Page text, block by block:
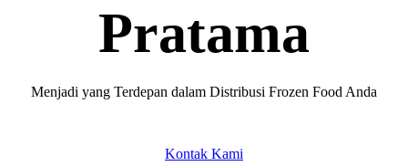
Pratama
Menjadi yang Terdepan dalam Distribusi Frozen Food Anda
Kontak Kami